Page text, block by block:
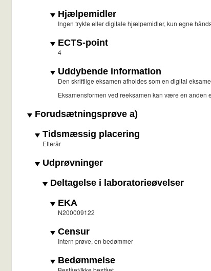
Hjælpemidler
Ingen trykte eller digitale hjælpemidler, kun egne
ECTS-point
4
Uddybende information
Den skriftlige eksamen afholdes som en digital
Eksamensformen ved reeksamen kan være en
Forudsætningsprøve a)
Tidsmæssig placering
Efterår
Udprøvninger
Deltagelse i laboratorieøvelser
EKA
N200009122
Censur
Intern prøve, en bedømmer
Bedømmelse